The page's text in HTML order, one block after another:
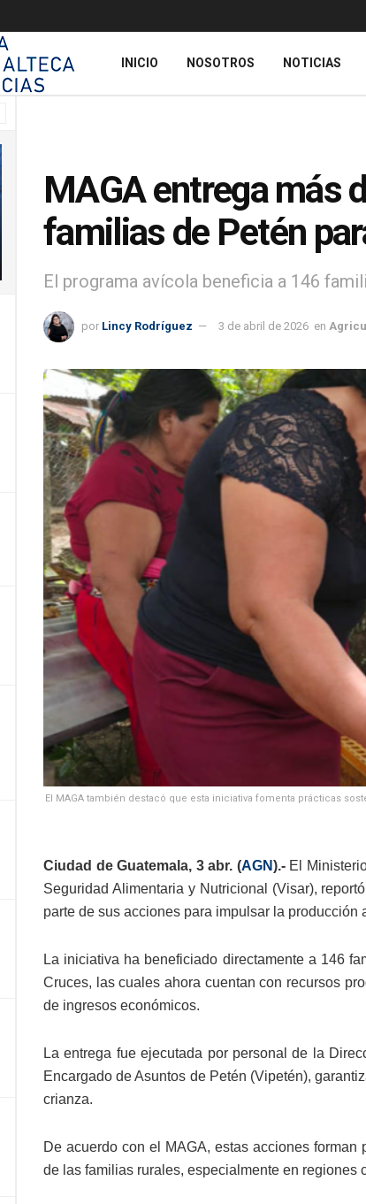
INICIO NOSOTROS NOTICIAS
MAGA entrega más
familias de Petén
El programa avícola beneficia a 146
por Lincy Rodríguez 3 de abril de 2026 en
El MAGA también destacó que esta iniciativa fomenta prácticas
Ciudad de Guatemala, 3 abr. (AGN).- El
Seguridad Alimentaria y Nutricional (Visar),
parte de sus acciones para impulsar la
La iniciativa ha beneficiado directamente a 146
Cruces, las cuales ahora cuentan con recursos
de ingresos económicos.
La entrega fue ejecutada por personal de la
Encargado de Asuntos de Petén (Vipetén),
crianza.
De acuerdo con el MAGA, estas acciones
de las familias rurales, especialmente en regiones